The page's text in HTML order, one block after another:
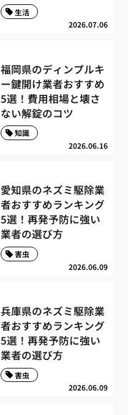
2026.07.06
生活
福岡県のディンプルキ
ー鍵開け業者おすすめ
5選！費用相場と壊さ
ない解錠のコツ
2026.06.16
知識
愛知県のネズミ駆除業
者おすすめランキング
5選！再発予防に強い
業者の選び方
2026.06.09
害虫
兵庫県のネズミ駆除業
者おすすめランキング
5選！再発予防に強い
業者の選び方
2026.06.09
害虫